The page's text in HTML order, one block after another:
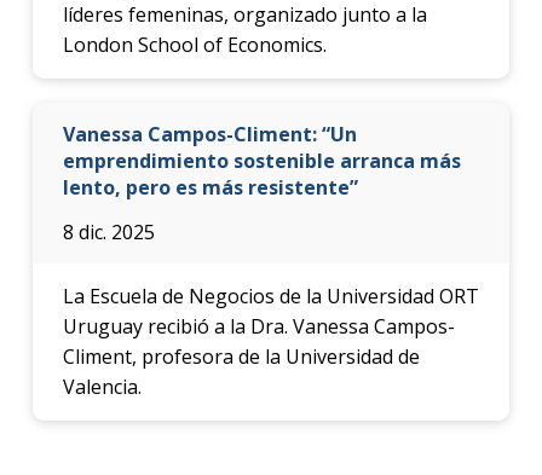
líderes femeninas, organizado junto a la
London School of Economics.
Vanessa Campos-Climent: “Un
emprendimiento sostenible arranca más
lento, pero es más resistente”
8 dic. 2025
La Escuela de Negocios de la Universidad ORT
Uruguay recibió a la Dra. Vanessa Campos-
Climent, profesora de la Universidad de
Valencia.